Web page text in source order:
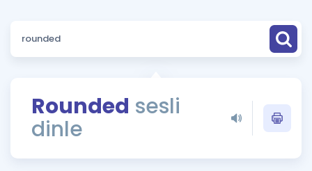
Sözlük
Rehberlik Aracı
ÖSYM Sınav Takvimi
Hakkımızda
Rounded sesli
dinle